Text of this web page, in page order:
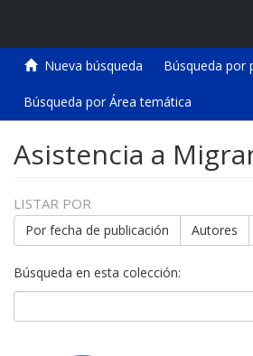
Nueva búsqueda Búsqueda por
Búsqueda por Área temática
Asistencia a
LISTAR POR
Por fecha de publicación Autores
Búsqueda en esta colección: